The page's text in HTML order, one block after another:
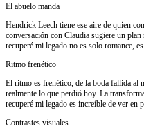
El abuelo manda
Hendrick Leech tiene ese aire de quien
conversación con Claudia sugiere un
recuperé mi legado no es solo romance,
Ritmo frenético
El ritmo es frenético, de la boda fallida al
realmente lo que perdió hoy. La
recuperé mi legado es increíble de ver en
Contrastes visuales